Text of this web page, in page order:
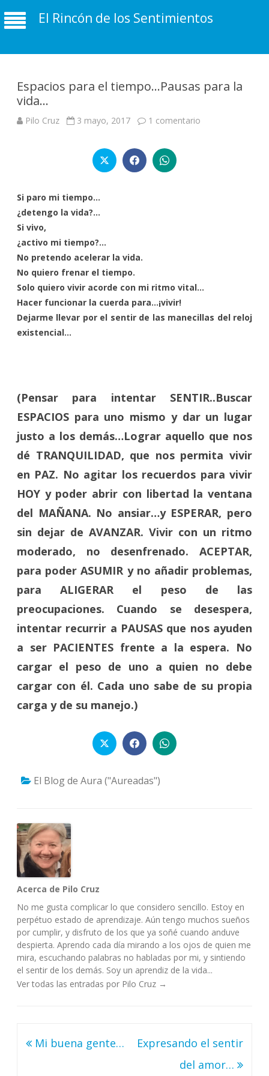
El Rincón de los Sentimientos
Espacios para el tiempo…Pausas para la
vida…
Pilo Cruz 3 mayo, 2017 1 comentario
Si paro mi tiempo…
¿detengo la vida?…
Si vivo,
¿activo mi tiempo?…
No pretendo acelerar la vida.
No quiero frenar el tiempo.
Solo quiero vivir acorde con mi ritmo vital…
Hacer funcionar la cuerda para…¡vivir!
Dejarme llevar por el sentir de las manecillas del reloj
existencial…
(Pensar para intentar SENTIR..Buscar
ESPACIOS para uno mismo y dar un lugar
justo a los demás…Lograr aquello que nos
dé TRANQUILIDAD, que nos permita vivir
en PAZ. No agitar los recuerdos para vivir
HOY y poder abrir con libertad la ventana
del MAÑANA. No ansiar…y ESPERAR, pero
sin dejar de AVANZAR. Vivir con un ritmo
moderado, no desenfrenado. ACEPTAR,
para poder ASUMIR y no añadir problemas,
para ALIGERAR el peso de las
preocupaciones. Cuando se desespera,
intentar recurrir a PAUSAS que nos ayuden
a ser PACIENTES frente a la espera. No
cargar el peso de uno a quien no debe
cargar con él. Cada uno sabe de su propia
carga y de su manejo.)
El Blog de Aura ("Aureadas")
Acerca de Pilo Cruz
No me gusta complicar lo que considero sencillo. Estoy en
perpétuo estado de aprendizaje. Aún tengo muchos sueños
por cumplir, y disfruto de los que ya soñé cuando anduve
despierta. Aprendo cada día mirando a los ojos de quien me
mira, escuchando palabras no habladas por mi, y sintiendo
el sentir de los demás. Soy un aprendiz de la vida...
Ver todas las entradas por Pilo Cruz →
Navegación
Mi buena gente…
Expresando el sentir
del amor…